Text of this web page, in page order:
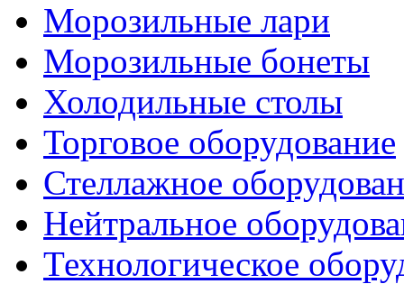
Морозильные лари
Морозильные бонеты
Холодильные столы
Торговое оборудование
Стеллажное
Нейтральное
Технологическое